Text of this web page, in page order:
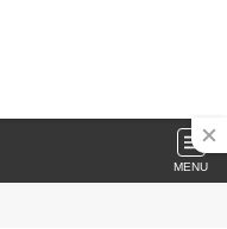
MENU